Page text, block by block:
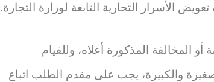
الأسرار التجارية التابعة لوزارة التجارة.
المخالفة المذكورة أعلاه، وللقيام
والكبيرة، يجب على مقدم الطلب اتباع